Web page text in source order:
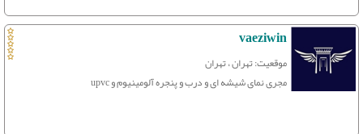
vaeziwin
موقعیت: تهران ، تهران
مجری نمای شیشه ای و درب و پنجره آلومینیوم و upvc